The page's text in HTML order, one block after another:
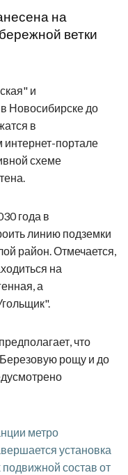
на
ветки
и
Новосибирске до
в
портале
схеме
года в
линию подземки
район. Отмечается,
на
а
что
Березовую рощу и до
метро
установка
состав от